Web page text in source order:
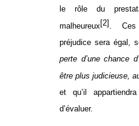
le rôle du
malheureux[2]. Ces
préjudice sera égal,
perte d’une chance
être plus judicieuse,
et qu’il
d’évaluer.